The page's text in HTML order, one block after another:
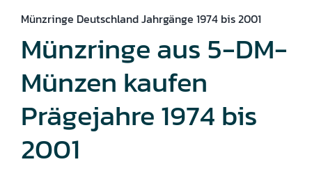
Münzringe Deutschland Jahrgänge 1974 bis 2001
Münzringe aus 5-DM-
Münzen kaufen
Prägejahre 1974 bis
2001